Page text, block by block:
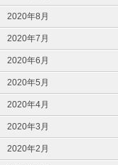
2020年8月
2020年7月
2020年6月
2020年5月
2020年4月
2020年3月
2020年2月